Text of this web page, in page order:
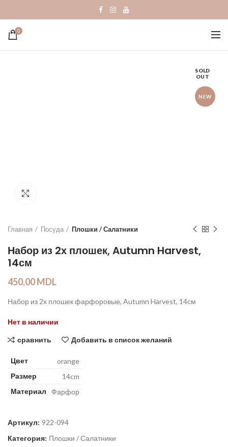
0
SOLD
OUT
NEW
Главная Посуда Плошки / Салатники
Набор из 2х плошек, Autumn Harvest,
14см
450,00MDL
Набор из 2х плошек фарфоровые, Autumn Harvest, 14см
Нет в наличии
сравнить Добавить в список желаний
Цвет
orange
Размер
14cm
Материал
Фарфор
Артикул: 922-094
Категория: Плошки / Салатники